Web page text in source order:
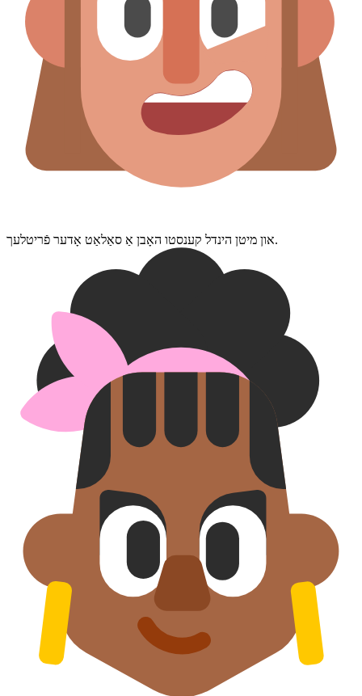
און מיטן הינדל קענסטו האָבן אַ סאַלאַט אָדער פֿריטלעך.